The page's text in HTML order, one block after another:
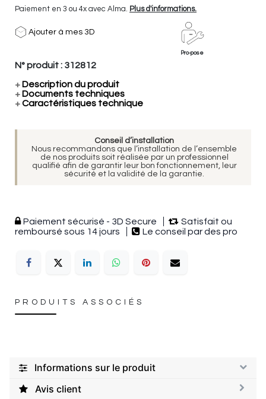
Paiement en 3 ou 4x avec Alma. Plus d'informations.
Ajouter à mes 3D
Pro-pose
N° produit : 312812
+ Description du produit
+ Documents techniques
+Caractéristiques technique
Conseil d’installation
Nous recommandons que l’installation de l’ensemble
de nos produits soit réalisée par un professionnel
qualifié afin de garantir leur bon fonctionnement, leur
sécurité et la validité de la garantie.
Paiement sécurisé - 3D Secure
Satisfait ou
remboursé sous 14 jours
Le conseil par des pro
PRODUITS ASSOCIÉS
Informations sur le produit
Avis client